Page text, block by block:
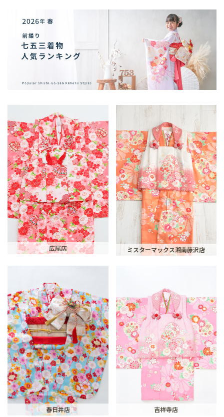
広尾店 ミスターマックス湘南藤沢店
春日井店 吉祥寺店